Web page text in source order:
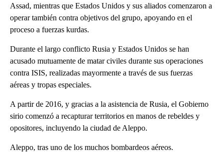
Assad, mientras que Estados Unidos y sus aliados comenzaron a
operar también contra objetivos del grupo, apoyando en el
proceso a fuerzas kurdas.
Durante el largo conflicto Rusia y Estados Unidos se han
acusado mutuamente de matar civiles durante sus operaciones
contra ISIS, realizadas mayormente a través de sus fuerzas
aéreas y tropas especiales.
A partir de 2016, y gracias a la asistencia de Rusia, el Gobierno
sirio comenzó a recapturar territorios en manos de rebeldes y
opositores, incluyendo la ciudad de Aleppo.
Aleppo, tras uno de los muchos bombardeos aéreos.